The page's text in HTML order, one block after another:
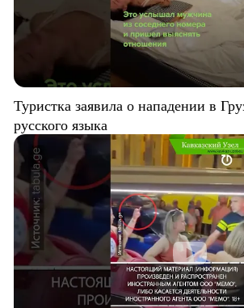
Туристка заявила о нападении в
русского языка